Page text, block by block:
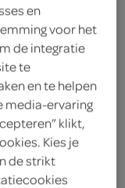
bij de
en
voor het
de integratie
te
en te helpen
media-ervaring
klikt,
Kies je
de strikt